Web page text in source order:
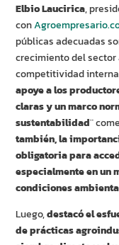
Elbio Laucirica,
con
públicas adecuadas
crecimiento del
competitividad
apoye a los
claras y un marco
sustentabilidad¨
también, la
obligatoria para
especialmente en un
condiciones
Luego,destacó el
de prácticas